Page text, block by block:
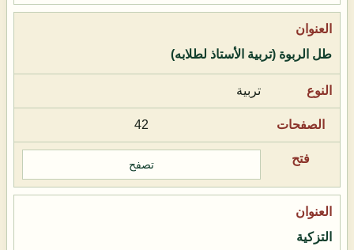
طل الربوة (تربية الأستاذ لطلابه)
تربية
42
تصفح
التزكية